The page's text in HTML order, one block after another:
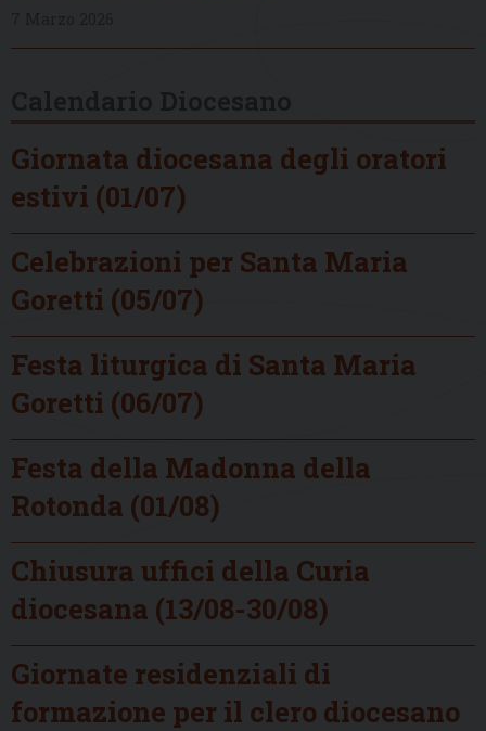
Giornata diocesana degli oratori
estivi (01/07)
Celebrazioni per Santa Maria
Goretti (05/07)
Festa liturgica di Santa Maria
Goretti (06/07)
Festa della Madonna della
Rotonda (01/08)
Chiusura uffici della Curia
diocesana (13/08-30/08)
Giornate residenziali di
formazione per il clero diocesano